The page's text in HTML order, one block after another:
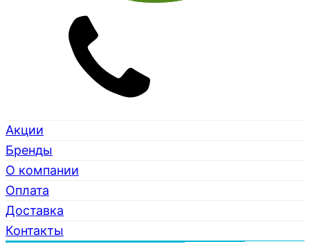
Акции
Бренды
О компании
Оплата
Доставка
Контакты